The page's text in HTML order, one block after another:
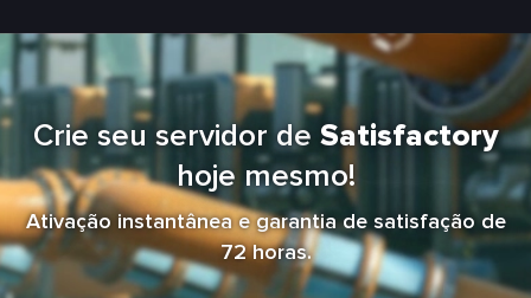
Crie seu servidor de Satisfactory
hoje mesmo!
Ativação instantânea e garantia de satisfação de
72 horas.